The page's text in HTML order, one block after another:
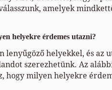
amelyek
helyekre érdemes utazni?
lenyűgöző helyekkel, és az
szerezhetünk. Az
hogy milyen helyekre